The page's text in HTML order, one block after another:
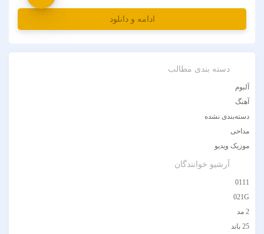
ادامه و دانلود
دسته بندی مطالب
آلبوم
آهنگ
دسته‌بندی نشده
مداحی
موزیک ویدیو
آرشیو خوانندگان
0111
021G
2 مد
25 باند